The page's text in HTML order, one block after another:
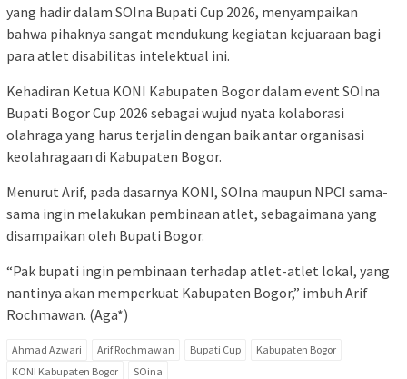
yang hadir dalam SOIna Bupati Cup 2026, menyampaikan
bahwa pihaknya sangat mendukung kegiatan kejuaraan bagi
para atlet disabilitas intelektual ini.
Kehadiran Ketua KONI Kabupaten Bogor dalam event SOIna
Bupati Bogor Cup 2026 sebagai wujud nyata kolaborasi
olahraga yang harus terjalin dengan baik antar organisasi
keolahragaan di Kabupaten Bogor.
Menurut Arif, pada dasarnya KONI, SOIna maupun NPCI sama-
sama ingin melakukan pembinaan atlet, sebagaimana yang
disampaikan oleh Bupati Bogor.
“Pak bupati ingin pembinaan terhadap atlet-atlet lokal, yang
nantinya akan memperkuat Kabupaten Bogor,” imbuh Arif
Rochmawan. (Aga*)
Ahmad Azwari Arif Rochmawan Bupati Cup
Kabupaten Bogor
KONI Kabupaten Bogor
SOina